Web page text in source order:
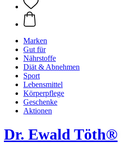
Marken
Gut für
Nährstoffe
Diät & Abnehmen
Sport
Lebensmittel
Körperpflege
Geschenke
Aktionen
Dr. Ewald Töth®